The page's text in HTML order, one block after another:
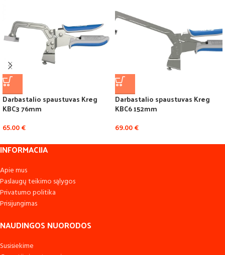
Darbastalio spaustuvas Kreg
KBC3 76mm
65.00€
Darbastalio spaustuvas Kreg
KBC6 152mm
69.00€
INFORMACIJA
Apie mus
Paslaugų teikimo sąlygos
Privatumo politika
Prisijungimas
NAUDINGOS NUORODOS
Susisiekime